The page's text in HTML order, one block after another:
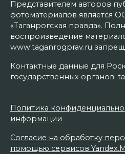
Представителем авторов
фотоматериалов является
«Таганрогская правда».
воспроизведение
www.taganrogprav.ru
Контактные данные для
государственных органов:
Политика
информации
Согласие на обработку
помощью сервисов